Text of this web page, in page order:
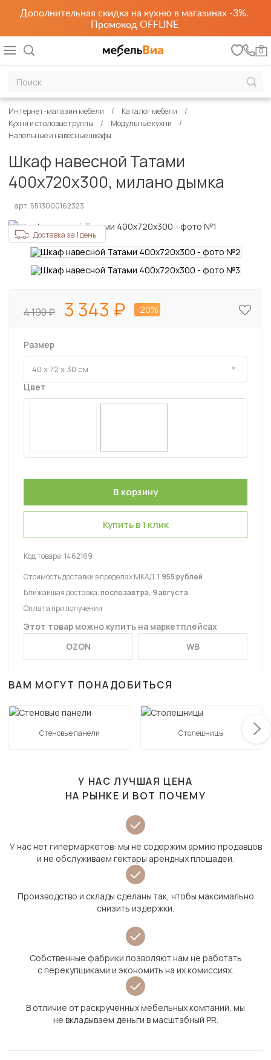
Дополнительная скидка на кухню в магазинах -3%.
Промокод OFFLINE
0
Интернет-магазин мебели
Каталог мебели
Кухни и столовые группы
Модульные кухни
Напольные и навесные шкафы
Шкаф навесной Татами
400х720х300, милано дымка
арт. 5513000162323
Доставка за 1 день
4 190 3 343 -20%
Размер
Цвет
Купить в 1 клик
Код товара:1462169
Стоимость доставки в пределах МКАД:1 955 рублей
Ближайшая доставка:послезавтра, 9 августа
Оплата при получении
Этот товар можно купить на маркетплейсах
OZON
WB
ВАМ МОГУТ ПОНАДОБИТЬСЯ
Стеновые панели Столешницы
У НАС ЛУЧШАЯ ЦЕНА
НА РЫНКЕ И ВОТ ПОЧЕМУ
У нас нет гипермаркетов: мы не содержим армию продавцов
и не обслуживаем гектары арендных площадей.
Производство и склады сделаны так, чтобы максимально
снизить издержки.
Собственные фабрики позволяют нам не работать
с перекупщиками и экономить на их комиссиях.
В отличие от раскрученных мебельных компаний, мы
не вкладываем деньги в масштабный PR.